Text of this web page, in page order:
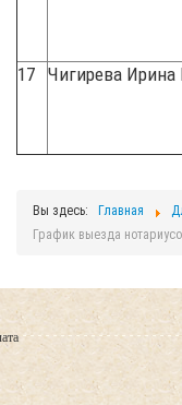
17 Чигирева
Вы здесь: Главная
График выезда